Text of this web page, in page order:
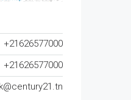
+21626577000
+21626577000